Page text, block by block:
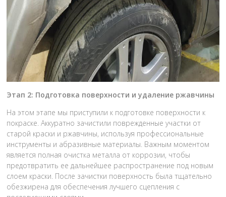
Этап 2: Подготовка поверхности и удаление ржавчины
На этом этапе мы приступили к подготовке поверхности к
покраске. Аккуратно зачистили поврежденные участки от
старой краски и ржавчины, используя профессиональные
инструменты и абразивные материалы. Важным моментом
является полная очистка металла от коррозии, чтобы
предотвратить ее дальнейшее распространение под новым
слоем краски. После зачистки поверхность была тщательно
обезжирена для обеспечения лучшего сцепления с